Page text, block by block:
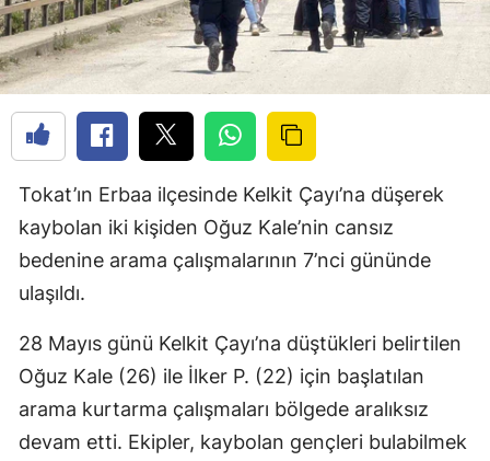
Tokat’ın Erbaa ilçesinde Kelkit Çayı’na düşerek
kaybolan iki kişiden Oğuz Kale’nin cansız
bedenine arama çalışmalarının 7’nci gününde
ulaşıldı.
28 Mayıs günü Kelkit Çayı’na düştükleri belirtilen
Oğuz Kale (26) ile İlker P. (22) için başlatılan
arama kurtarma çalışmaları bölgede aralıksız
devam etti. Ekipler, kaybolan gençleri bulabilmek